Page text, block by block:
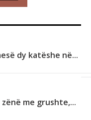
dy katëshe në...
me grushte,...